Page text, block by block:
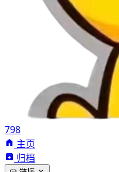
798
主页
归档